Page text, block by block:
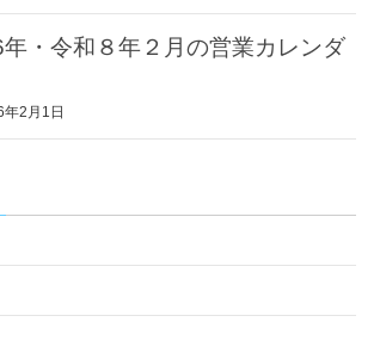
・令和８年２月の営業カレンダ
2月1日